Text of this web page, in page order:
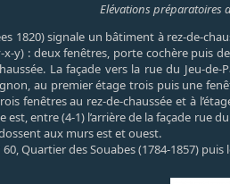
Elévations préparatoires
1820) signale un bâtiment à rez-de-
x-y) : deux fenêtres, porte cochère puis
La façade vers la rue du Jeu-
au premier étage trois puis une
fenêtres au rez-de-chaussée et à
est, entre (4-1) l’arrière de la façade rue
aux murs est et ouest.
Quartier des Souabes (1784-1857) puis